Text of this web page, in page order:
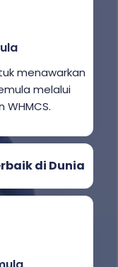
menawarkan
melalui
di Dunia